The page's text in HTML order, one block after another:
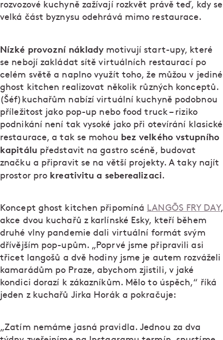
rozvozové kuchyně zažívají rozkvět právě teď, kdy se
velká část byznysu odehrává mimo restaurace.
Nízké provozní náklady motivují start-upy, které
se nebojí zakládat sítě virtuálních restaurací po
celém světě a naplno využít toho, že můžou v jediné
ghost kitchen realizovat několik různých konceptů.
(Šéf)kuchařům nabízí virtuální kuchyně podobnou
příležitost jako pop-up nebo food truck – riziko
podnikání není tak vysoké jako při otevírání klasické
restaurace, a tak se mohou bez velkého vstupního
kapitálu představit na gastro scéně, budovat
značku a připravit se na větší projekty. A taky najít
prostor pro kreativitu a seberealizaci.
Koncept ghost kitchen připomíná LANGŌS FRY DAY,
akce dvou kuchařů z karlínské Esky, kteří během
druhé vlny pandemie dali virtuální formát svým
dřívějším pop-upům. „Poprvé jsme připravili asi
třicet langošů a dvě hodiny jsme je autem rozváželi
kamarádům po Praze, abychom zjistili, v jaké
kondici dorazí k zákazníkům. Mělo to úspěch,“ říká
jeden z kuchařů Jirka Horák a pokračuje:
„Zatím nemáme jasná pravidla. Jednou za dva